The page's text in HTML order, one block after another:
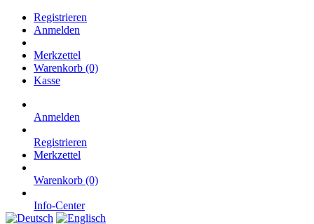
Registrieren
Anmelden
Merkzettel
Warenkorb (0)
Kasse
Anmelden
Registrieren
Merkzettel
Warenkorb (0)
Info-Center